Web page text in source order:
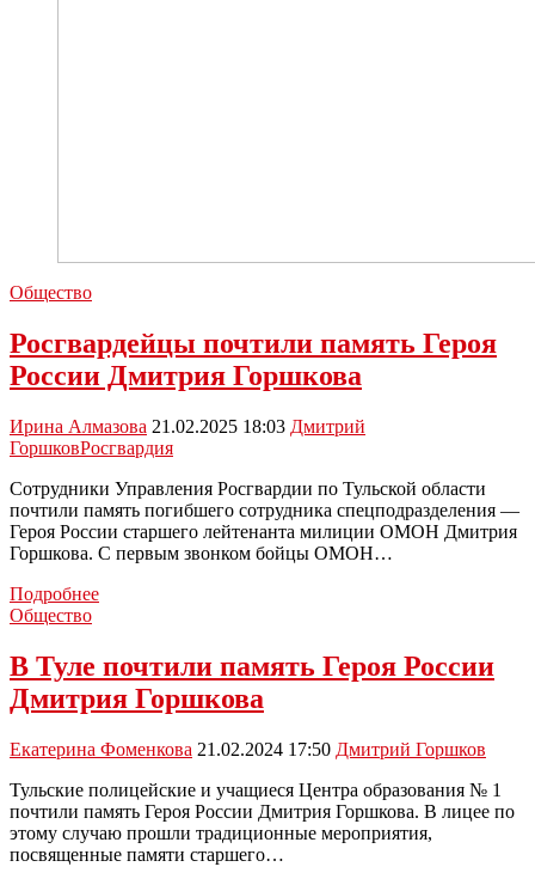
Общество
Росгвардейцы почтили память Героя
России Дмитрия Горшкова
Ирина Алмазова 21.02.2025 18:03 Дмитрий
ГоршковРосгвардия
Сотрудники Управления Росгвардии по Тульской области
почтили память погибшего сотрудника спецподразделения —
Героя России старшего лейтенанта милиции ОМОН Дмитрия
Горшкова. С первым звонком бойцы ОМОН…
ПодробнееРосгвардейцы
России
Дмитрия
Общество
В Туле почтили память Героя России
Дмитрия Горшкова
Екатерина Фоменкова 21.02.2024 17:50 Дмитрий Горшков
Тульские полицейские и учащиеся Центра образования № 1
почтили память Героя России Дмитрия Горшкова. В лицее по
этому случаю прошли традиционные мероприятия,
посвященные памяти старшего…